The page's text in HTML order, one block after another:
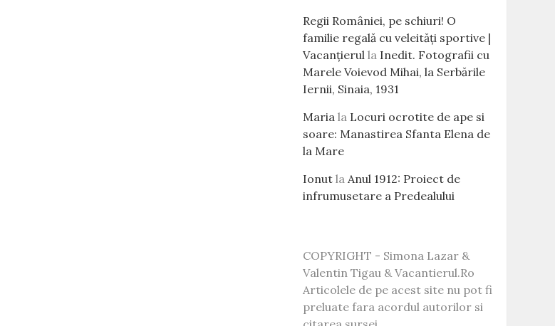
Regii României, pe schiuri! O
familie regală cu veleităţi sportive |
Vacanțierul la Inedit. Fotografii cu
Marele Voievod Mihai, la Serbările
Iernii, Sinaia, 1931
Maria la Locuri ocrotite de ape si
soare: Manastirea Sfanta Elena de
la Mare
Ionutla Anul 1912: Proiect de
infrumusetare a Predealului
COPYRIGHT - Simona Lazar &
Valentin Tigau & Vacantierul.Ro
Articolele de pe acest site nu pot fi
preluate fara acordul autorilor si